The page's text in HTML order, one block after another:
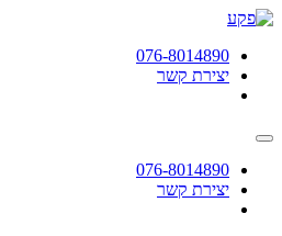
תחילתו
אינטרנט,
לחץ
כדי
לאזור
תוכן
מרכזי
076-8014890
יצירת קשר
076-8014890
יצירת קשר